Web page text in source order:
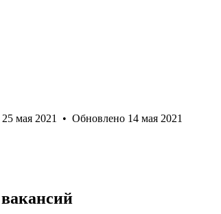
25 мая 2021 • Обновлено 14 мая 2021